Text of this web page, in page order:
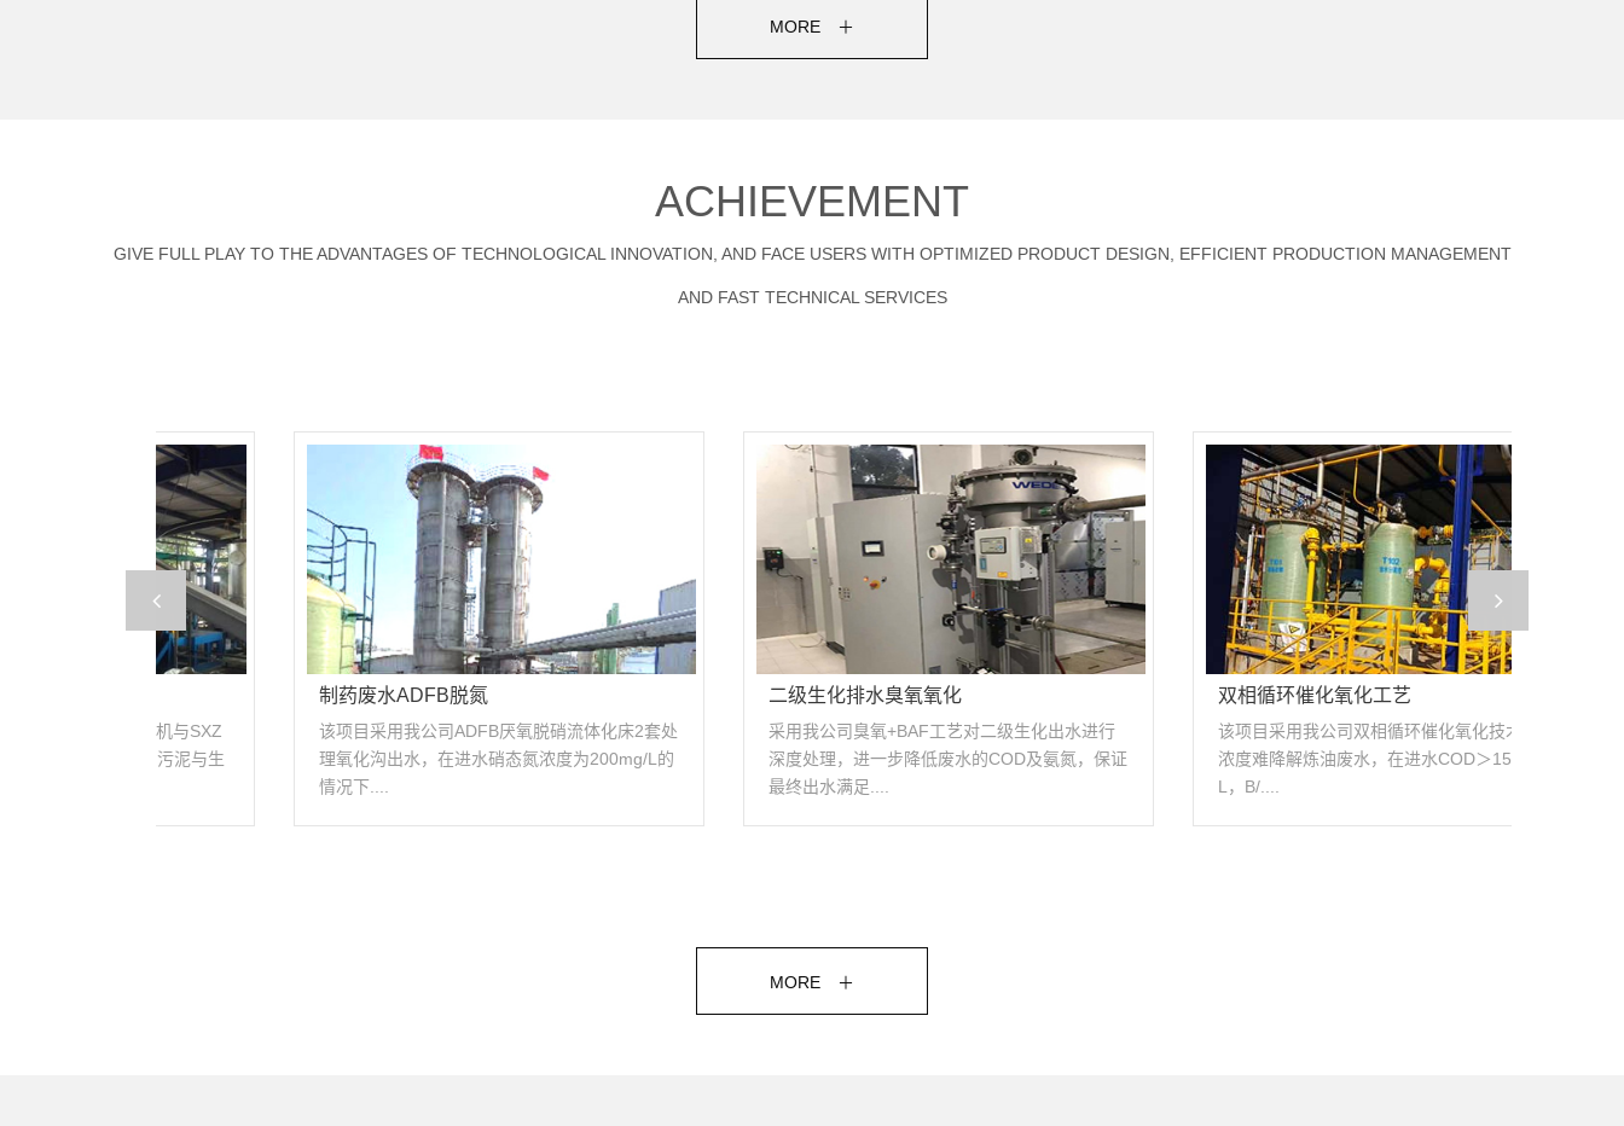
MORE ＋
ACHIEVEMENT
GIVE FULL PLAY TO THE ADVANTAGES OF TECHNOLOGICAL INNOVATION, AND FACE USERS WITH OPTIMIZED PRODUCT DESIGN, EFFICIENT PRODUCTION MANAGEMENT
AND FAST TECHNICAL SERVICES
主要产品部分业绩
近三年主要业绩....
石化行业油泥双向自净
该项目采用我司设计的SXZJ-80型双向自净干化
机和污泥碳化机组合工艺处理含油污泥与生化污
石化行业油泥叠螺脱水
该项目采用我司设计的MDS301型叠螺机与SXZ
J-20型双向自净干化组合工艺处理含油污泥与生
MORE ＋